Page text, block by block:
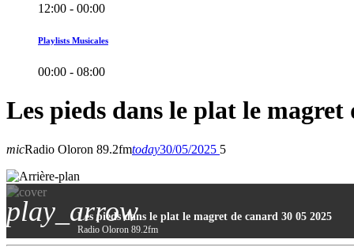
12:00 - 00:00
Playlists Musicales
00:00 - 08:00
Les pieds dans le plat le magret
micRadio Oloron 89.2fmtoday30/05/2025 5
play_arrowLes pieds dans le plat le magret de canard 30 05 2025
Radio Oloron 89.2fm